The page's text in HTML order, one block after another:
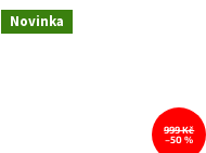
Novinka
999 Kč
–50 %